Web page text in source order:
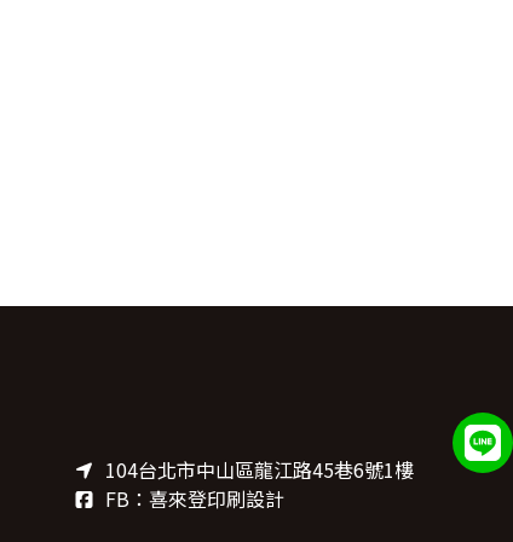
104台北市中山區龍江路45巷6號1樓
FB：喜來登印刷設計